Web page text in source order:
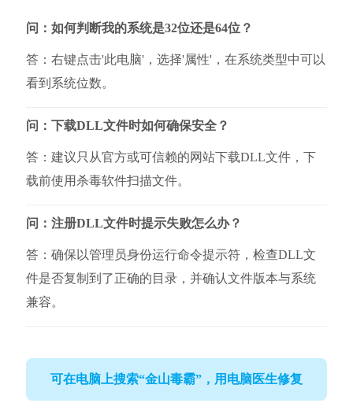
问：如何判断我的系统是32位还是64位？
答：右键点击'此电脑'，选择'属性'，在系统类型中可以
看到系统位数。
问：下载DLL文件时如何确保安全？
答：建议只从官方或可信赖的网站下载DLL文件，下
载前使用杀毒软件扫描文件。
问：注册DLL文件时提示失败怎么办？
答：确保以管理员身份运行命令提示符，检查DLL文
件是否复制到了正确的目录，并确认文件版本与系统
兼容。
可在电脑上搜索“金山毒霸”，用电脑医生修复